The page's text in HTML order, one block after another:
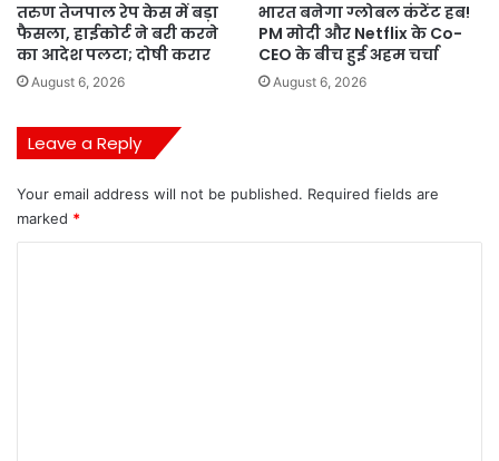
तरुण तेजपाल रेप केस में बड़ा
फैसला, हाईकोर्ट ने बरी करने
का आदेश पलटा; दोषी करार
August 6, 2026
भारत बनेगा ग्लोबल कंटेंट हब!
PM मोदी और Netflix के Co-
CEO के बीच हुई अहम चर्चा
August 6, 2026
Leave a Reply
Your email address will not be published. Required fields are
marked *